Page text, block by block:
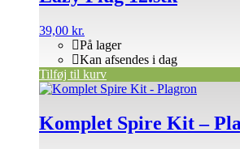
39,00 kr.
På lager
Kan afsendes i dag
Tilføj til kurv
Komplet Spire Kit –